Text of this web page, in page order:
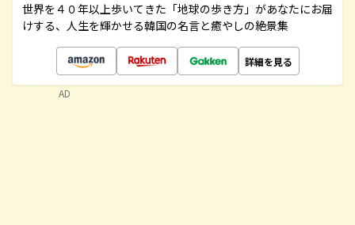
世界を４０年以上歩いてきた「地球の歩き方」があなたにお届
けする、人生を輝かせる韓国の名言と癒やしの絶景集
詳細を見る
AD